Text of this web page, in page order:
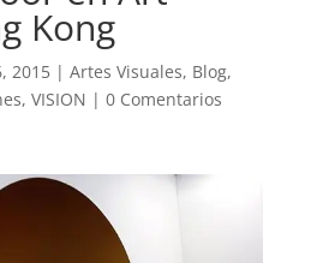
Kong
2015| Artes Visuales, Blog,
, VISION | 0 Comentarios